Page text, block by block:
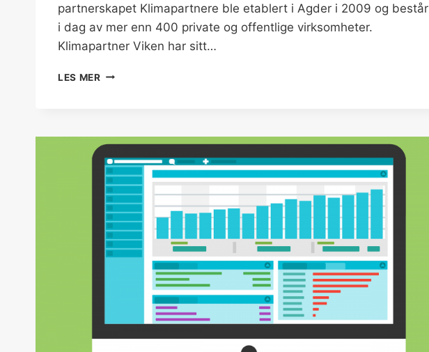
partnerskapet Klimapartnere ble etablert i Agder i 2009 og består
i dag av mer enn 400 private og offentlige virksomheter.
Klimapartner Viken har sitt…
LES MERSAMMEN